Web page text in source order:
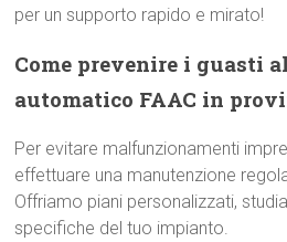
per un supporto rapido e mirato!
Come prevenire i guasti
automatico FAAC in
Per evitare malfunzionamenti
effettuare una manutenzione
Offriamo piani personalizzati,
specifiche del tuo impianto.